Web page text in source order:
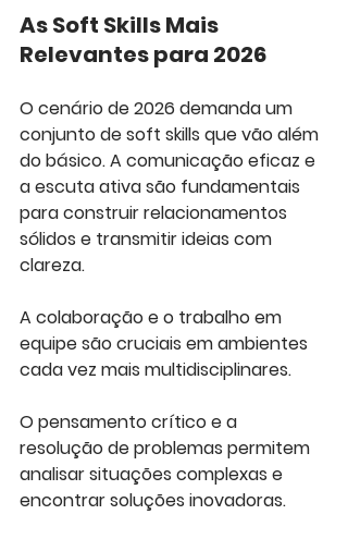
As Soft Skills Mais
Relevantes para 2026
O cenário de 2026 demanda um
conjunto de soft skills que vão além
do básico. A comunicação eficaz e
a escuta ativa são fundamentais
para construir relacionamentos
sólidos e transmitir ideias com
clareza.
A colaboração e o trabalho em
equipe são cruciais em ambientes
cada vez mais multidisciplinares.
O pensamento crítico e a
resolução de problemas permitem
analisar situações complexas e
encontrar soluções inovadoras.